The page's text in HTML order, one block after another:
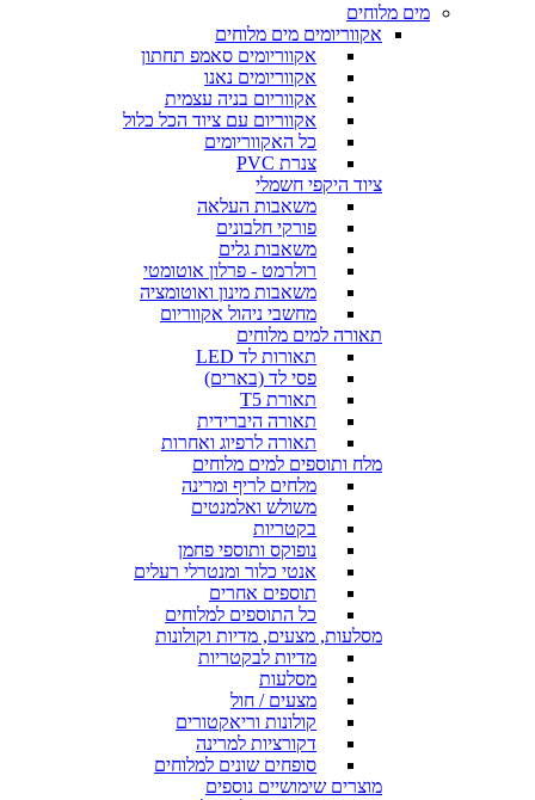
מים מלוחים
אקווריומים מים מלוחים
אקווריומים סאמפ תחתון
אקווריומים נאנו
אקווריום בניה עצמית
אקווריום עם ציוד הכל כלול
כל האקווריומים
צנרת PVC
ציוד היקפי חשמלי
משאבות העלאה
פורקי חלבונים
משאבות גלים
רולרמט - פרלון אוטומטי
משאבות מינון ואוטומציה
מחשבי ניהול אקווריום
תאורה למים מלוחים
תאורות לד LED
פסי לד (בארים)
תאורת T5
תאורה היברידית
תאורה לרפיוג ואחרות
מלח ותוספים למים מלוחים
מלחים לריף ומרינה
משולש ואלמנטים
בקטריות
נופוקס ותוספי פחמן
אנטי כלור ומנטרלי רעלים
תוספים אחרים
כל התוספים למלוחים
מסלעות, מצעים, מדיות וקולונות
מדיות לבקטריות
מסלעות
מצעים / חול
קולונות וריאקטורים
דקורציות למרינה
סופחים שונים למלוחים
מוצרים שימושיים נוספים